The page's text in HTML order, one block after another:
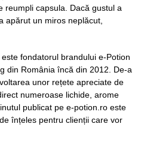
reumpli capsula. Dacă gustul a
apărut un miros neplăcut,
este fondatorul brandului e-Potion
din România încă din 2012. De-a
unor rețete apreciate de
numeroase lichide, arome
publicat pe e-potion.ro este
înțeles pentru clienții care vor